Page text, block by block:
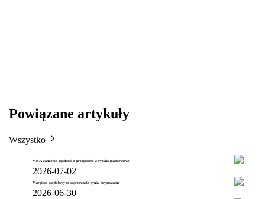
Powiązane artykuły
Wszystko
MiCA zamienia zgodność z przepisami w ryzyko platformowe
2026-07-02
Margines portfelowy to dojrzewanie rynku kryptowalut
2026-06-30